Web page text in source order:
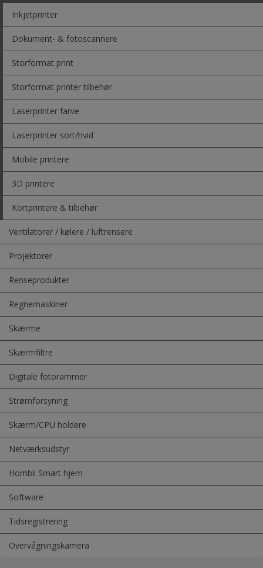
Inkjetprinter
Dokument- & fotoscannere
Storformat print
Storformat printer tilbehør
Laserprinter farve
Laserprinter sort/hvid
Mobile printere
3D printere
Kortprintere & tilbehør
Ventilatorer / kølere / luftrensere
Projektorer
Renseprodukter
Regnemaskiner
Skærme
Skærmfiltre
Digitale fotorammer
Strømforsyning
Skærm/CPU holdere
Netværksudstyr
Hombli Smart hjem
Software
Tidsregistrering
Overvågningskamera